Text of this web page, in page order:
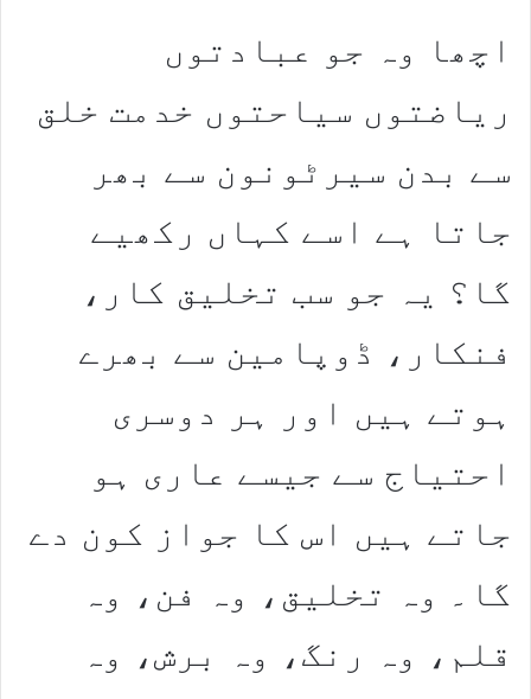
اچھا وہ جو عبادتوں
ریاضتوں سیاحتوں خدمت خلق
سے بدن سیرٹونون سے بھر
جاتا ہے اسے کہاں رکھیے
گا؟ یہ جو سب تخلیق کار،
فنکار، ڈوپامین سے بھرے
ہوتے ہیں اور ہر دوسری
احتیاج سے جیسے عاری ہو
جاتے ہیں اس کا جواز کون دے
گا۔ وہ تخلیق، وہ فن، وہ
قلم، وہ رنگ، وہ برش، وہ